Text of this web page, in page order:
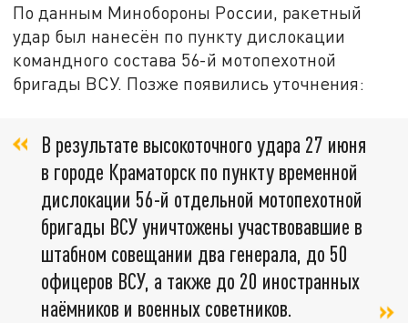
По данным Минобороны России, ракетный
удар был нанесён по пункту дислокации
командного состава 56-й мотопехотной
бригады ВСУ. Позже появились уточнения:
В результате высокоточного удара 27 июня
в городе Краматорск по пункту временной
дислокации 56-й отдельной мотопехотной
бригады ВСУ уничтожены участвовавшие в
штабном совещании два генерала, до 50
офицеров ВСУ, а также до 20 иностранных
наёмников и военных советников.